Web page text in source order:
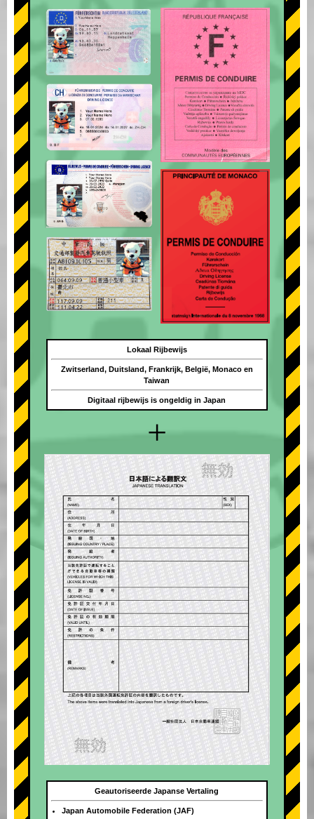
+
Lokaal Rijbewijs
Zwitserland, Duitsland, Frankrijk, België, Monaco en
Taiwan
Digitaal rijbewijs is ongeldig in Japan
Geautoriseerde Japanse Vertaling
Japan Automobile Federation (JAF)